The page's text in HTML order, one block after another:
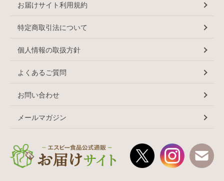
※Instagramのダイレクトメッセージによるご連絡は送信専用と
なっております。誠に恐れ入りますがご返信はお受けできません
のであらかじめご了承ください。
免責事項
うものとし、応募に際して応募者に何らかの損害が生じた場合、
当社の故意または重過失に起因するものを除きその責任を一切負
ご入力いただいた個人情報は、本キャンペーンの抽選・賞品の発
送、本キャンペーンに関する諸連絡のみに利用させていただき、
ライバシーポリシー」をご参照ください。
お届けサイト利用規約
特定商取引法について
個人情報の取扱方針
よくあるご質問
お問い合わせ
メールマガジン